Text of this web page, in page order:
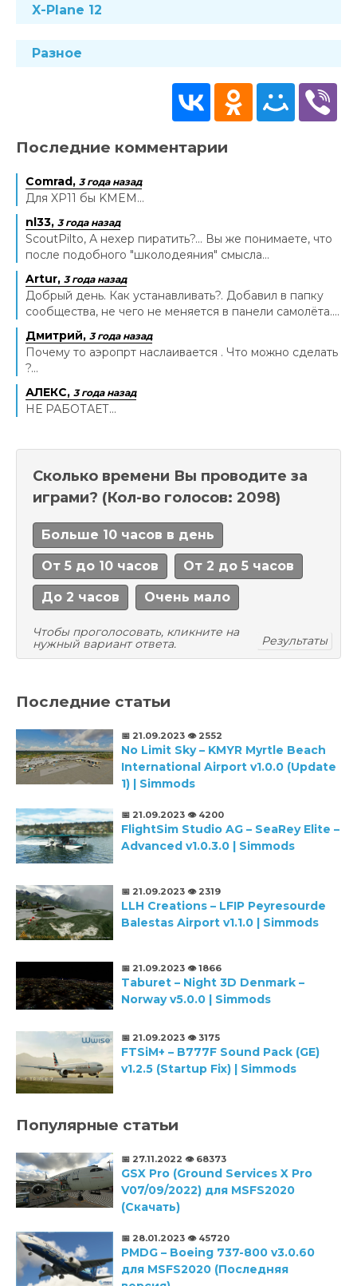
X-Plane 12
Разное
Последние комментарии
Comrad, 3 года назад
Для XP11 бы KMEM...
nl33, 3 года назад
ScoutPilto, А нехер пиратить?... Вы же понимаете, что
после подобного "школодеяния" смысла...
Artur, 3 года назад
Добрый день. Как устанавливать?. Добавил в папку
сообщества, не чего не меняется в панели самолёта....
Дмитрий, 3 года назад
Почему то аэропрт наслаивается . Что можно сделать
?...
АЛЕКС, 3 года назад
НЕ РАБОТАЕТ...
Сколько времени Вы проводите за
играми? (Кол-во голосов: 2098)
Больше 10 часов в день
От 5 до 10 часов От 2 до 5 часов
До 2 часов Очень мало
Чтобы проголосовать, кликните на
нужный вариант ответа.
Результаты
Последние статьи
📅 21.09.2023 👁️ 2552
No Limit Sky – KMYR Myrtle Beach
International Airport v1.0.0 (Update
1) | Simmods
📅 21.09.2023 👁️ 4200
FlightSim Studio AG – SeaRey Elite –
Advanced v1.0.3.0 | Simmods
📅 21.09.2023 👁️ 2319
LLH Creations – LFIP Peyresourde
Balestas Airport v1.1.0 | Simmods
📅 21.09.2023 👁️ 1866
Taburet – Night 3D Denmark –
Norway v5.0.0 | Simmods
📅 21.09.2023 👁️ 3175
FTSiM+ – B777F Sound Pack (GE)
v1.2.5 (Startup Fix) | Simmods
Популярные статьи
📅 27.11.2022 👁️ 68373
GSX Pro (Ground Services X Pro
V07/09/2022) для MSFS2020
(Скачать)
📅 28.01.2023 👁️ 45720
PMDG – Boeing 737-800 v3.0.60
для MSFS2020 (Последняя